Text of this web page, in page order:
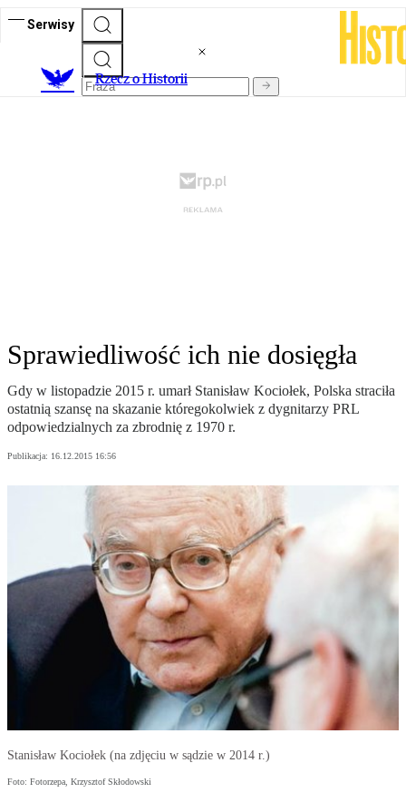
Serwisy
Rzecz o Historii
Sprawiedliwość ich nie dosięgła
Gdy w listopadzie 2015 r. umarł Stanisław Kociołek, Polska straciła
ostatnią szansę na skazanie któregokolwiek z dygnitarzy PRL
odpowiedzialnych za zbrodnię z 1970 r.
Publikacja: 16.12.2015 16:56
Stanisław Kociołek (na zdjęciu w sądzie w 2014 r.)
Foto: Fotorzepa, Krzysztof Skłodowski